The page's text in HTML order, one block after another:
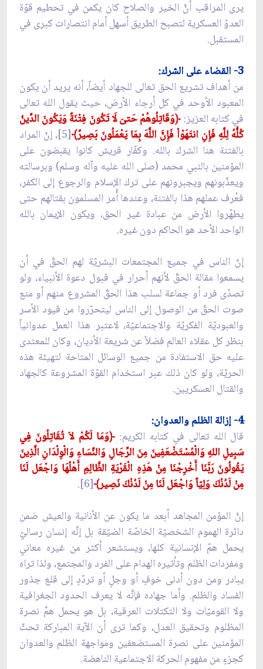
يرى المراقب أنَّ الخير والصلاح كان يكمن في تحطيم قوّة
العدوّ العسكرية لتصبح الطريق أسهل أمام انتصارات كبرى في
المستقبل.
3- القضاء على الشرك:
من أهداف تشريع الحق تعالى للجهاد أيضاً، أنه يريد أن يكون
المعبود الأوحد في كل أرجاء الأرض، حيث يقول الله تعالى
في كتابه العزيز: ﴿وَقَاتِلُوهُمْ حَتىَ‏ لَا تَكُونَ فِتْنَةٌ وَيَكُونَ الدِّينُ
كُلُّهُ لِلَّهِ فَإِنِ انتَهَوْاْ فَإِنَّ اللَّهَ بِمَا يَعْمَلُونَ بَصِيرٌ﴾ [5]، إنّ المراد
بالفتنة هنا الشرك بالله. وكفّار قريش كانوا يقبضون على
المؤمنين بالنبي محمد (صلى الله عليه وآله وسلم) وبرسالته
ويعذّبونهم ويجبرونهم على ترك الإسلام والرجوع إلى الكفر،
فعُرف عملهم هذا بالفتنة، وعندها أُمر المسلمون بقتالهم حتى
يطهّروا الأرض من عبادة غير الحق، ويكون الإيمان بالله
الواحد الأحد هو الحاكم دون غيره.
إنّ الناس في جميع المجتمعات البشريّة لهم الحقّ في أن
يسمعوا مقالة الحقّ لأنهم أحرار في قبول دعوة الأنبياء، ولو
تصدّى فرد أو جماعة لسلب هذا الحقّ المشروع منهم أو منع
صوت الحقّ من الوصول إلى الناس ليتحرّروا من قيود الأسر
والعبوديّة الفكريّة والاجتماعيّة، لاعتبر هذا العمل عدوانياً
بنظر كل عقلاء العالم فضلاً عن شريعة الأديان، وكان للمعتدى
عليه حق الاستفادة من جميع الوسائل المتاحة لتهيئة هذه
الحريّة، ولو كان ذلك عبر استخدام القوّة المشروعة كالجهاد
والقتال العسكريين.
4- إزالة الظلم والعدوان:
قال الله تعالى في كتابه الكريم: ﴿وَمَا لَكُمْ لاَ تُقَاتِلُونَ فِي
سَبِيلِ اللهِ وَالْمُسْتَضْعَفِينَ مِنَ الرِّجَالِ وَالنِّسَاءِ وَالْوِلْدَانِ الَّذِينَ
يَقُولُونَ رَبَّنَا أَخْرِجْنَا مِنْ هَذِهِ الْقَرْيَةِ الظَّالِمِ أَهْلُهَا وَاجْعَل لَنَا
مِنْ لَدُنْكَ وَلِيّاً وَاجْعَل لَنَا مِنْ لَدُنْكَ نَصِير﴾[6].
إنَّ المؤمن المجاهد أبعد ما يكون عن الأنانية والعيش ضمن
دائرة الهموم الشخصيّة الخاصّة الضيّقة بل إنَّه إنسان رساليّ
يحمل همّ الإنسانية كلها، ويستشعر أكثر من غيره معاني
ومفردات الظلم وتأثيره الهدام على الفرد والمجتمع، ولذا تراه
يبادر ومن دون أدنى خوفٍ أو وجلٍ أو تردّدٍ إلى قلع جذور
الفساد والظلم. وأما جهاده فإنَّه لا يعرف الحدود الجغرافية
ولا القوميّات ولا التكتلات العرقية، بل هو يحمل همَّ نصرة
المظلوم وتحقيق العدل، وكما ترى أن الآية المباركة تحثّ
المؤمنين على نصرة المستضعفين ومواجهة الظلم والعدوان
كجزءٍ من مفهوم الحركة الاجتماعية الناهضة.